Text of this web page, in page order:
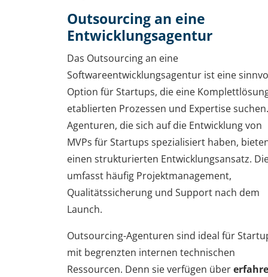
Outsourcing an eine
Entwicklungsagentur
Das Outsourcing an eine
Softwareentwicklungsagentur ist eine
Option für Startups, die eine
etablierten Prozessen und Expertise suchen.
Agenturen, die sich auf die Entwicklung von
MVPs für Startups spezialisiert haben,
einen strukturierten Entwicklungsansatz.
umfasst häufig Projektmanagement,
Qualitätssicherung und Support nach dem
Launch.
Outsourcing-Agenturen sind ideal für
mit begrenzten internen technischen
Ressourcen. Denn sie verfügen über